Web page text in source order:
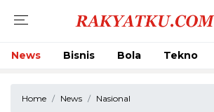
News Bisnis Bola Tekno
Home News Nasional